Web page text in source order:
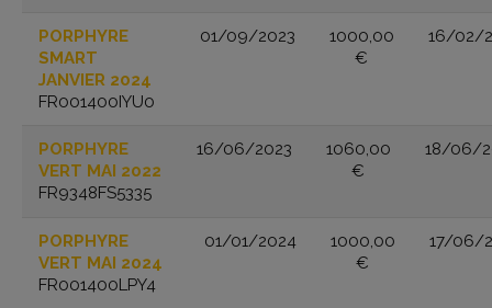
PORPHYRE
SMART
JANVIER 2024
FR001400IYU0
01/09/2023
1000,00
€
16/02/
PORPHYRE
VERT MAI 2022
FR9348FS5335
16/06/2023
1060,00
€
18/06/
PORPHYRE
VERT MAI 2024
FR001400LPY4
01/01/2024
1000,00
€
17/06/